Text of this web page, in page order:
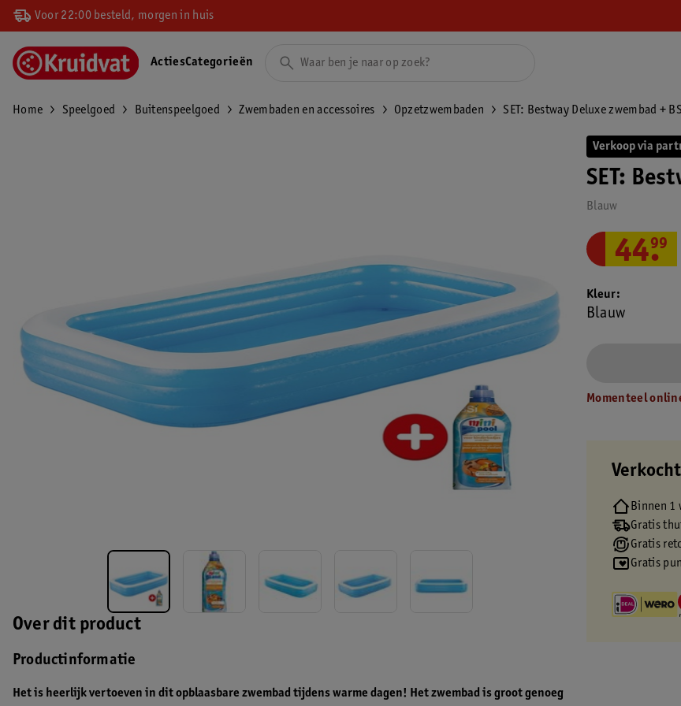
Voor 22:00 besteld, morgen in huis
ActiesCategorieën
Home Speelgoed Buitenspeelgoed Zwembaden en accessoires Opzetzwembaden SET: Bestway Deluxe zwembad +
Over dit product
Productinformatie
Het is heerlijk vertoeven in dit opblaasbare zwembad tijdens warme dagen! Het zwembad is groot genoeg
Verkoop via
SET:
Blauw
44.
99
Kleur
Blauw
Momenteel
Binnen 1
Gratis
Gratis
Gratis